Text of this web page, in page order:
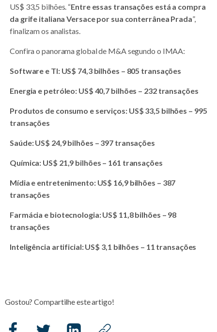
US$ 33,5 bilhões. “Entre essas transações está a compra
da grife italiana Versace por sua conterrânea Prada”,
finalizam os analistas.
Confira o panorama global de M&A segundo o IMAA:
Software e TI: US$ 74,3 bilhões – 805 transações
Energia e petróleo: US$ 40,7 bilhões – 232 transações
Produtos de consumo e serviços: US$ 33,5 bilhões – 995
transações
Saúde: US$ 24,9 bilhões – 397 transações
Química: US$ 21,9 bilhões – 161 transações
Mídia e entretenimento: US$ 16,9 bilhões – 387
transações
Farmácia e biotecnologia: US$ 11,8 bilhões – 98
transações
Inteligência artificial: US$ 3,1 bilhões – 11 transações
Gostou? Compartilhe este artigo!